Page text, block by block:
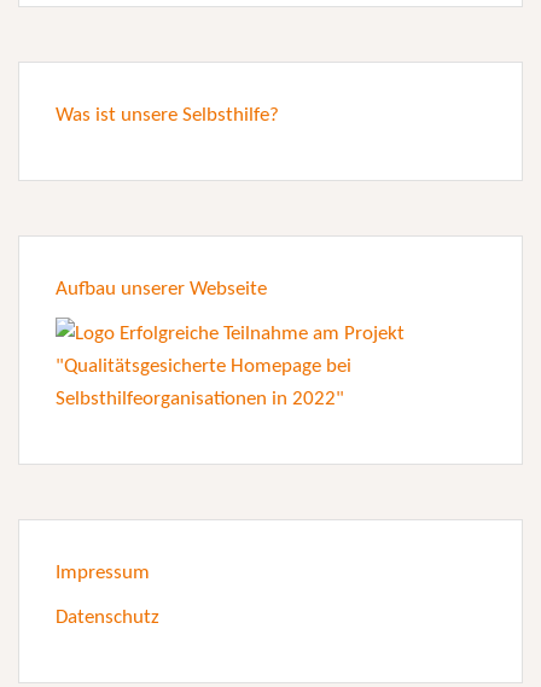
Was ist unsere Selbsthilfe?
Aufbau unserer Webseite
Impressum
Datenschutz